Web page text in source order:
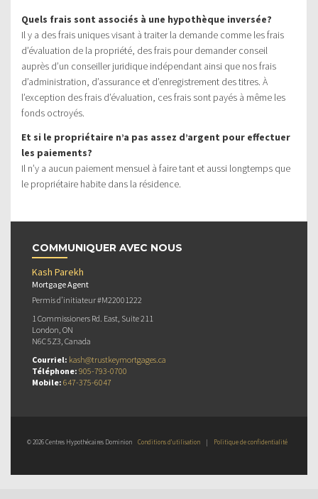
Quels frais sont associés à une hypothèque inversée?
Il y a des frais uniques visant à traiter la demande comme les frais
d’évaluation de la propriété, des frais pour demander conseil
auprès d’un conseiller juridique indépendant ainsi que nos frais
d’administration, d’assurance et d’enregistrement des titres. À
l’exception des frais d’évaluation, ces frais sont payés à même les
fonds octroyés.
Et si le propriétaire n’a pas assez d’argent pour effectuer
les paiements?
Il n’y a aucun paiement mensuel à faire tant et aussi longtemps que
le propriétaire habite dans la résidence.
COMMUNIQUER AVEC NOUS
Kash Parekh
Mortgage Agent
Permis d’initiateur #M22001222
1 Commissioners Rd. East, Suite 211
London, ON
N6C 5Z3, Canada
Courriel: kash@trustkeymortgages.ca
Téléphone: 905-793-0700
Mobile: 647-375-6047
© 2026 Centres Hypothécaires Dominion Conditions d’utilisation | Politique de confidentialité